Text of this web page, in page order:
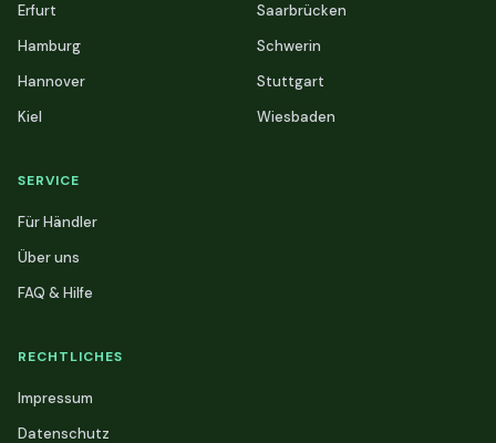
Erfurt
Hamburg
Hannover
Kiel
Saarbrücken
Schwerin
Stuttgart
Wiesbaden
SERVICE
Für Händler
Über uns
FAQ & Hilfe
RECHTLICHES
Impressum
Datenschutz